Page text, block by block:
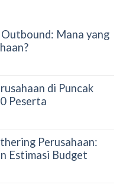
Mana yang
di Puncak
Peserta
Perusahaan:
Estimasi Budget